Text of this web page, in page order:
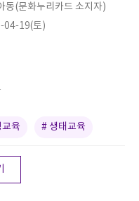
동(문화누리카드 소지자)
04-19(토)
육 # 생태교육